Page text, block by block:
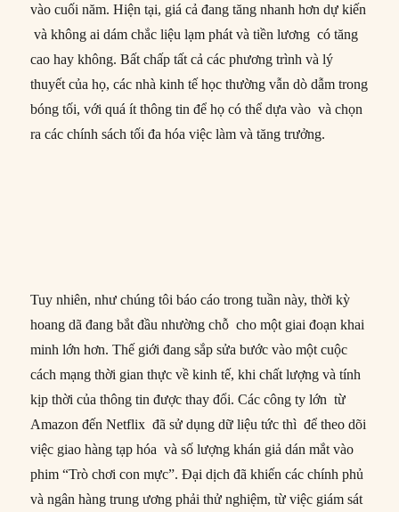
vào cuối năm. Hiện tại, giá cả đang tăng nhanh hơn dự kiến
​​ và không ai dám chắc liệu lạm phát và tiền lương có tăng
cao hay không. Bất chấp tất cả các phương trình và lý
thuyết của họ, các nhà kinh tế học thường vẫn dò dẫm trong
bóng tối, với quá ít thông tin để họ có thể dựa vào và chọn
ra các chính sách tối đa hóa việc làm và tăng trưởng.
Tuy nhiên, như chúng tôi báo cáo trong tuần này, thời kỳ
hoang dã đang bắt đầu nhường chỗ cho một giai đoạn khai
minh lớn hơn. Thế giới đang sắp sửa bước vào một cuộc
cách mạng thời gian thực về kinh tế, khi chất lượng và tính
kịp thời của thông tin được thay đổi. Các công ty lớn từ
Amazon đến Netflix đã sử dụng dữ liệu tức thì để theo dõi
việc giao hàng tạp hóa và số lượng khán giả dán mắt vào
phim “Trò chơi con mực”. Đại dịch đã khiến các chính phủ
và ngân hàng trung ương phải thử nghiệm, từ việc giám sát